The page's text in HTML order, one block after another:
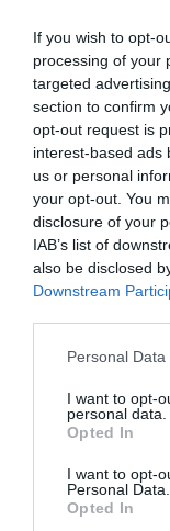
If you wish to opt-
processing of your
targeted
section to confirm
opt-out request is
interest-based ads
us or personal
your opt-out. You
disclosure of your
IAB’s list of
also be disclosed
Downstream
Personal
I want to opt-
personal data.
Opted In
I want to opt-
Personal Data.
Opted In
Δείτε
Ο Farrell έχει
οικογένειες,
το «Ίδρυμα
υποστήριξη σε